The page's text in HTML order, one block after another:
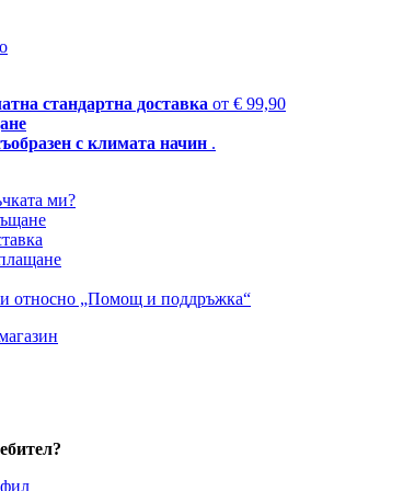
стандартна доставка от € 99,90
с климата начин .
ми?
относно „Помощ и поддръжка“